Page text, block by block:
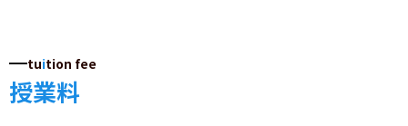
tuition fee
授業料